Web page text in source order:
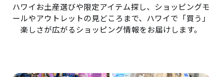
ハワイお土産選びや限定アイテム探し、ショッピングモ
ールやアウトレットの見どころまで、ハワイで「買う」
楽しさが広がるショッピング情報をお届けします。